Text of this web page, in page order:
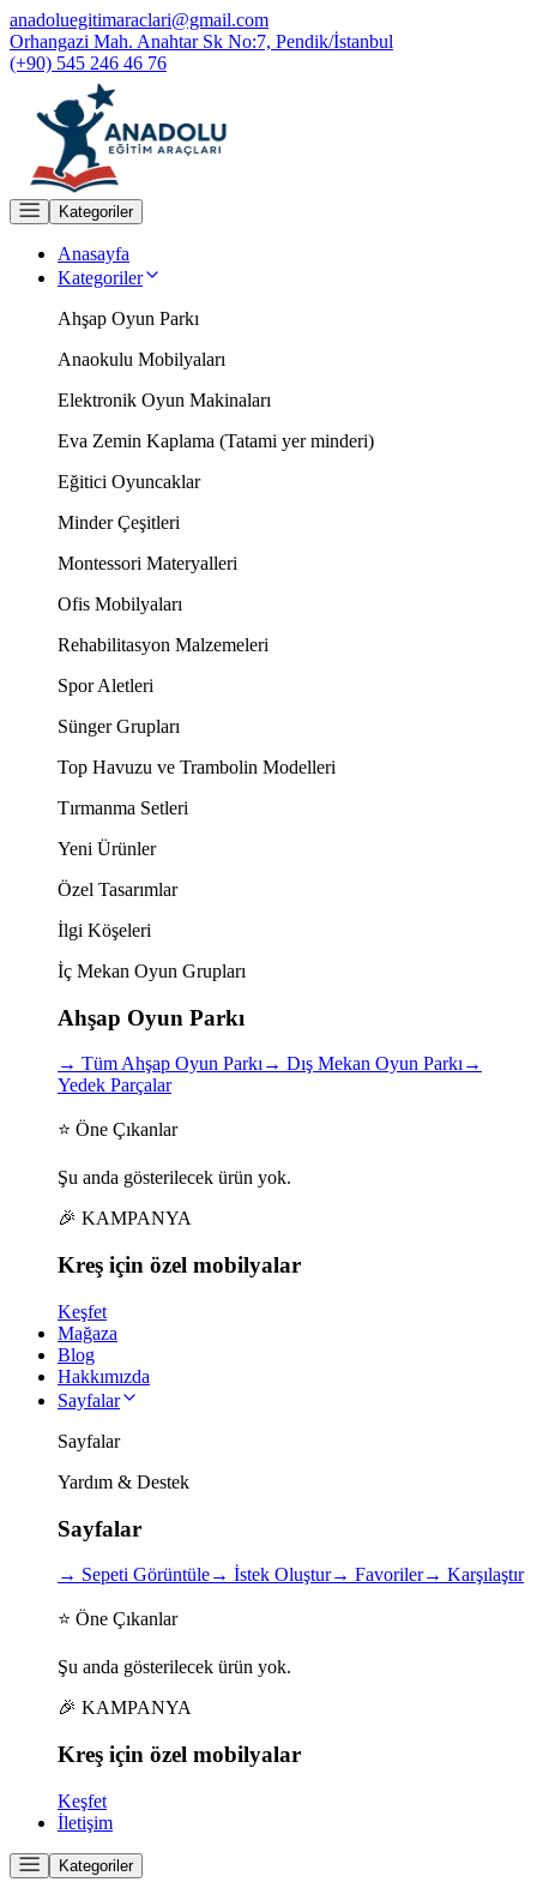
anadoluegitimaraclari@gmail.com
Orhangazi Mah. Anahtar Sk No:7, Pendik/İstanbul
(+90) 545 246 46 76
Kategoriler
Anasayfa
Kategoriler
Ahşap Oyun Parkı
Anaokulu Mobilyaları
Elektronik Oyun Makinaları
Eva Zemin Kaplama (Tatami yer minderi)
Eğitici Oyuncaklar
Minder Çeşitleri
Montessori Materyalleri
Ofis Mobilyaları
Rehabilitasyon Malzemeleri
Spor Aletleri
Sünger Grupları
Top Havuzu ve Trambolin Modelleri
Tırmanma Setleri
Yeni Ürünler
Özel Tasarımlar
İlgi Köşeleri
İç Mekan Oyun Grupları
Ahşap Oyun Parkı
→ Tüm Ahşap Oyun Parkı→ Dış Mekan Oyun Parkı→
Yedek Parçalar
⭐ Öne Çıkanlar
Şu anda gösterilecek ürün yok.
🎉 KAMPANYA
Kreş için özel mobilyalar
Keşfet
Mağaza
Blog
Hakkımızda
Sayfalar
Sayfalar
Yardım & Destek
Sayfalar
→ Sepeti Görüntüle→ İstek Oluştur→ Favoriler→ Karşılaştır
⭐ Öne Çıkanlar
Şu anda gösterilecek ürün yok.
🎉 KAMPANYA
Kreş için özel mobilyalar
Keşfet
İletişim
Kategoriler